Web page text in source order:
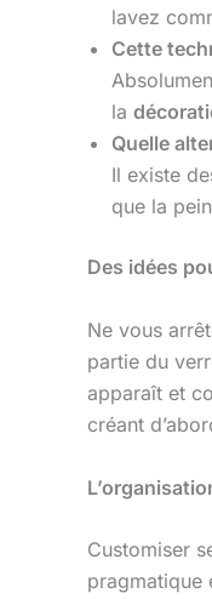
lavez
Cette
la
Quelle
Il existe
que la
Des idées
Ne vous
partie du
apparaît et
créant
Customiser
pragmatique